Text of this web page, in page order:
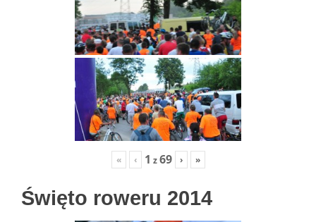
« ‹ 1 z69 › »
Święto roweru 2014